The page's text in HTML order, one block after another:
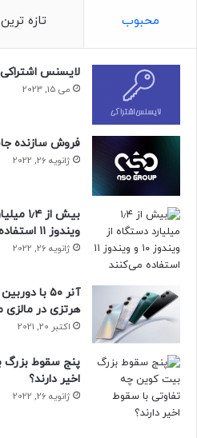
چنین مسئله‌ای رسیدگی
(recommended) است.
یکی از کارمندان توییتر می‌گوید:
ایلان مایل است موارد
کند؛ بسیاری شکست
نیز موفق می‌شوند.
مناسبی از تغییرات
سلامت و رشد
مقاله‌ی مرتبط:
محبوب تازه ترین
لایسنس اشتراکی
می 15, 2023
فروش سازنده
ژانویه 26, 2022
ویندوز ۱۱ استفاده می‌کنند
ژانویه 26, 2022
هرتزی در
اکتبر 20, 2021
پنج سقوط بزرگ
اخیر دارند؟
ژانویه 26, 2022